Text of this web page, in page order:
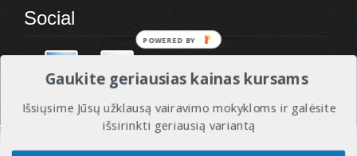
Social
Gaukite geriausias kainas kursams
Išsiųsime Jūsų užklausą vairavimo mokykloms ir galėsite
išsirinkti geriausią variantą
POWERED BY